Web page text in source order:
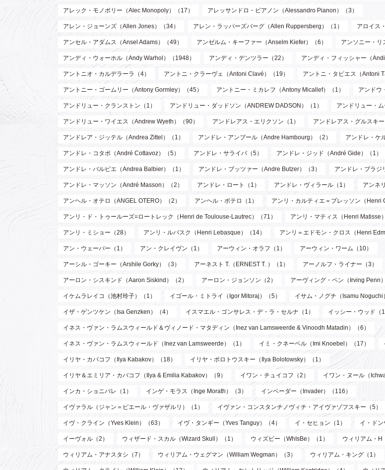
アレック・モノポリー（Alec Monopoly）（17） アレッサンドロ・ピアノン（Alessandro Pianon）（3）
アレン・ジョーンズ（Allen Jones）（34） アレン・ラッパーズバーグ（Allen Ruppersberg）（1） アロイス
アンセル・アダムス（Ansel Adams）（49） アンゼルム・キーファー（Anselm Kiefer）（6） アンソニー・リ
アンディ・ウォーホル（Andy Warhol）（1948） アンディ・デンツラー（22） アンディ・フィッシャー（Andi
アントニオ・カルデラーラ（4） アントニ・クラーヴェ（Antoni Clavé）（19） アントニ・タピエス（Antoni
アントニー・ゴームリー（Antony Gormley）（45） アントニー・ミカレフ（Antony Micallef）（1） アンドウ
アンドリュー・クランストン（1） アンドリュー・ダッドソン（ANDREW DADSON）（1） アンドリュー・ム
アンドリュー・ワイエス（Andrew Wyeth）（90） アンドレアス・エリクソン（1） アンドレアス・グルスキ
アンドレア・ジッテル（Andrea Zittel）（1） アンドレ・アンブール（Andre Hambourg）（2） アンドレ・ケ
アンドレ・コタボ（André Cottavoz）（5） アンドレ・サライバ（5） アンドレ・ジッド（André Gide）（1）
アンドレ・バルビエ（Andrea Balbier）（1） アンドレ・ブッツァー（Andre Butzer）（3） アンドレ・ブラジ
アンドレ・マッソン（André Masson）（2） アンドレ・ロート（1） アンドレ・ヴィラール（1） アンネ
アンヘル・オテロ（ANGEL OTERO）（2） アンヘル・ボテロ（1） アンリ・カルティエ＝ブレッソン（Henri
アンリ・ド・トゥールーズ=ロートレック（Henri de Toulouse-Lautrec）（71） アンリ・マティス（Henri Matisse
アンリ・ミショー（28） アンリ・ルバスク（Henri Lebasque）（14） アンリ＝エドモン・クロス（Henri
アン・ウェーバー（1） アン・クレイヴン（1） アーウィン・オラフ（1） アーウィン・ワーム（10）
アーシル・ゴーキー（Arshile Gorky）（3） アーネスト T.（ERNEST T. ）（1） アーノルフ・ライナー（3）
アーロン・シスキンド（Aaron Siskind）（2） アーロン・ジョンソン（2） アーヴィング・ペン（Irving Penn
イケムラレイコ（池村玲子）（1） イゴール・ミトライ（Igor Mitoraj）（5） イサム・ノグチ（Isamu Noguchi
イザ・ゲンツケン（Isa Genzken）（4） イスマエル・ゴンサレス・デ・ラ・セルナ（1） イッシー・ウッド（1
イネス・ヴァン・ラムスウィールド＆ヴィノード・マタディン（Inez van Lamsweerde & Vinoodh Matadin）（6）
イネス・ヴァン・ラムスウィールド（Inez van Lamsweerde）（1） イミ・クネーベル（Imi Knoebel）（17）
イリヤ・カバコフ（Ilya Kabakov）（18） イリヤ・ボロトウスキー（Ilya Bolotowsky）（1）
イリヤ＆エミリア・カバコフ（Ilya & Emilia Kabakov）（9） イワン・チュイコフ（2） イワン・ヌール（
インカ・ショニバレ（1） インゲ・モラス（Inge Morath）（3） インベーダー（Invader）（116）
イヴァラル（ジャン＝ピエール・ヴァザルリ）（1） イヴァン・コンスタンチノヴィチ・アイヴァゾフスキー（5）
イヴ・クライン（Yves Klein）（63） イヴ・タンギー（Yves Tanguy）（4） イ・セヒョン（1） イ・ドン
イーヴォル（2） ウィザード・スカル（Wizard Skull）（1） ウィズビー（WhIsBe）（1） ウィリアム・H
ウィリアム・アナスタシ（7） ウィリアム・ウェグマン（William Wegman）（3） ウィリアム・キング（1）